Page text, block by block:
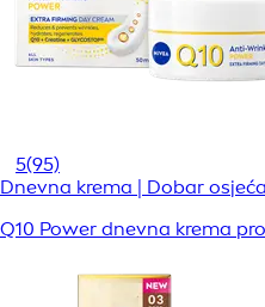
5(95)
Dnevna krema | Dobar
Q10 Power dnevna krema